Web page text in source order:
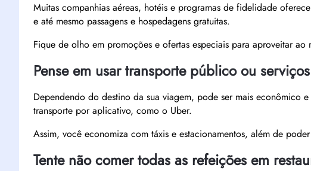
Muitas companhias aéreas, hotéis e programas de fidelidade
e até mesmo passagens e hospedagens gratuitas.
Fique de olho em promoções e ofertas especiais para aproveitar ao
Pense em usar transporte público ou
Dependendo do destino da sua viagem, pode ser mais econômico
transporte por aplicativo, como o Uber.
Assim, você economiza com táxis e estacionamentos, além de
Tente não comer todas as refeições em